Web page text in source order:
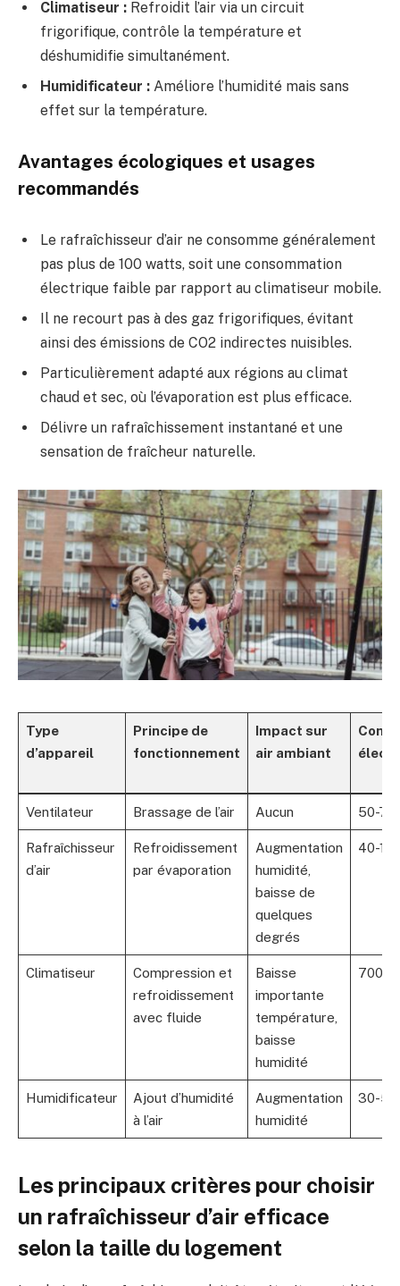
Climatiseur : Refroidit l’air via un circuit
frigorifique, contrôle la température et
déshumidifie simultanément.
Humidificateur : Améliore l’humidité mais sans
effet sur la température.
Avantages écologiques et usages
recommandés
Le rafraîchisseur d’air ne consomme généralement
pas plus de 100 watts, soit une consommation
électrique faible par rapport au climatiseur mobile.
Il ne recourt pas à des gaz frigorifiques, évitant
ainsi des émissions de CO2 indirectes nuisibles.
Particulièrement adapté aux régions au climat
chaud et sec, où l’évaporation est plus efficace.
Délivre un rafraîchissement instantané et une
sensation de fraîcheur naturelle.
Type
d’appareil
Principe de
fonctionnement
Impact sur
air ambiant
Ventilateur Brassage de l’air Aucun 50-70
Rafraîchisseur
d’air
Refroidissement
par évaporation
Augmentation
humidité,
baisse de
quelques
degrés
40-
Climatiseur
Compression et
refroidissement
avec fluide
Baisse
importante
température,
baisse
humidité
700-
Humidificateur
Ajout d’humidité
à l’air
Augmentation
humidité
30-50
Les principaux critères pour choisir
un rafraîchisseur d’air efficace
selon la taille du logement